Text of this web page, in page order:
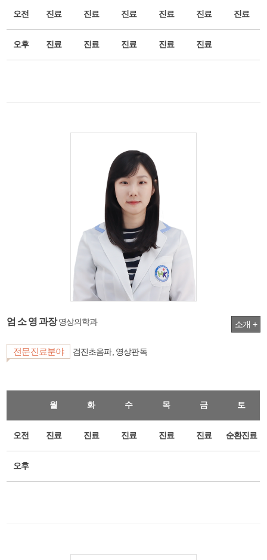
오전 진료 진료 진료 진료 진료 진료
오후 진료 진료 진료 진료 진료
엄 소 영 과장영상의학과 소개 +
전문진료분야 검진초음파, 영상판독
월 화 수 목 금 토
오전 진료 진료 진료 진료 진료 순환진료
오후